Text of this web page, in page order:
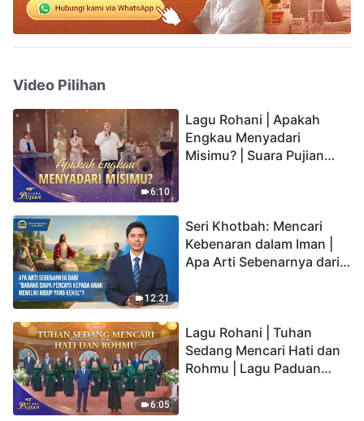
Video Pilihan
6:10
Lagu Rohani | Apakah
Engkau Menyadari
Misimu? | Suara Pujian
12:21
Seri Khotbah: Mencari
Kebenaran dalam Iman |
Apa Arti Sebenarnya dari
6:05
Lagu Rohani | Tuhan
Sedang Mencari Hati dan
Rohmu | Lagu Paduan